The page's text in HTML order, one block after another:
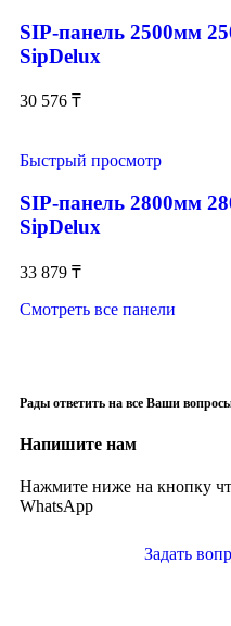
SIP-панель 2500мм
SipDelux
30 576 ₸
Быстрый просмотр
SIP-панель 2800мм
SipDelux
33 879 ₸
Смотреть все панели
Рады ответить на все Ваши
Напишите нам
Нажмите ниже на кнопку
WhatsApp
Задать